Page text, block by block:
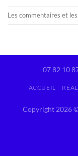
Les commentaires et
07 82 10
ACCUEIL
Copyright 2026